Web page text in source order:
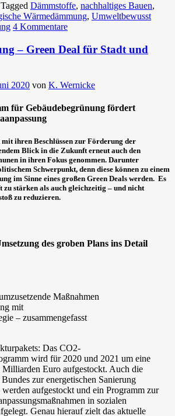
Tagged Dämmstoffe, nachhaltiges Bauen,
Wärmedämmung, Umweltbewusst
4 Kommentare
– Green Deal für Stadt und
2020 von K. Wernicke
für Gebäudebegrünung fördert
ihren Beschlüssen zur Förderung der
Blick in die Zukunft erneut auch den
in ihren Fokus genommen. Darunter
Schwerpunkt, denn diese können zu einem
im Sinne eines großen Green Deals werden. Es
stärken als auch gleichzeitig – und nicht
zu reduzieren.
des groben Plans ins Detail
Maßnahmen
mit
– zusammengefasst
Das CO2-
wird für 2020 und 2021 um eine
Euro aufgestockt. Auch die
zur energetischen Sanierung
aufgestockt und ein Programm zur
in sozialen
Genau hierauf zielt das aktuelle